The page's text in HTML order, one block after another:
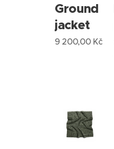
Ground
jacket
9 200,00Kč